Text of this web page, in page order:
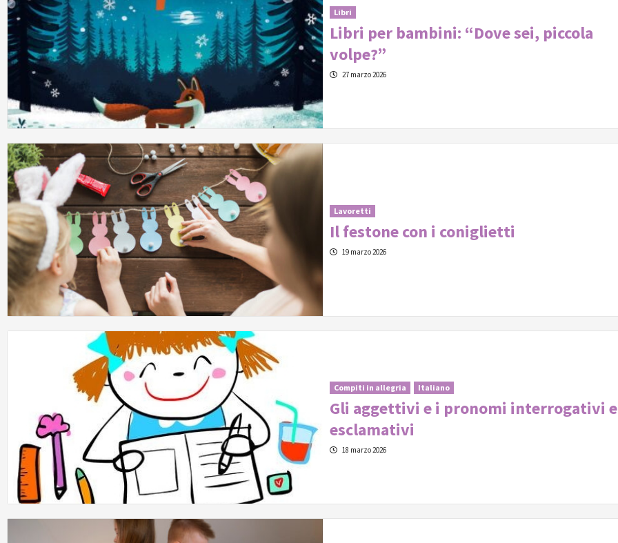
Libri
Libri per bambini: “Dove sei, piccola
volpe?”
27 marzo 2026
Lavoretti
Il festone con i coniglietti
19 marzo 2026
Compiti in allegria Italiano
Gli aggettivi e i pronomi interrogativi
esclamativi
18 marzo 2026